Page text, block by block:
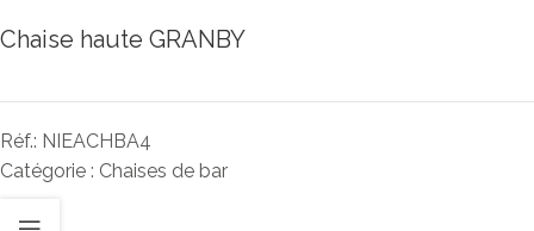
Chaise haute GRANBY
Réf.: NIEACHBA4
Catégorie : Chaises de bar